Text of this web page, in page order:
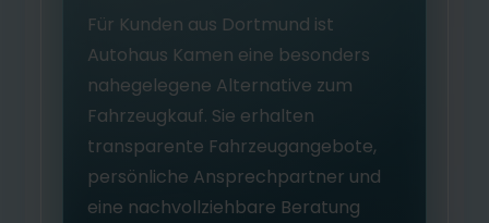
Für Kunden aus Dortmund ist
Autohaus Kamen eine besonders
nahegelegene Alternative zum
Fahrzeugkauf. Sie erhalten
transparente Fahrzeugangebote,
persönliche Ansprechpartner und
eine nachvollziehbare Beratung